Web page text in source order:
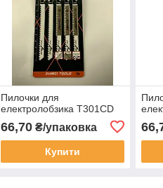
Пилочки для
електролобзика T301CD
66,70₴/упаковка
Купити